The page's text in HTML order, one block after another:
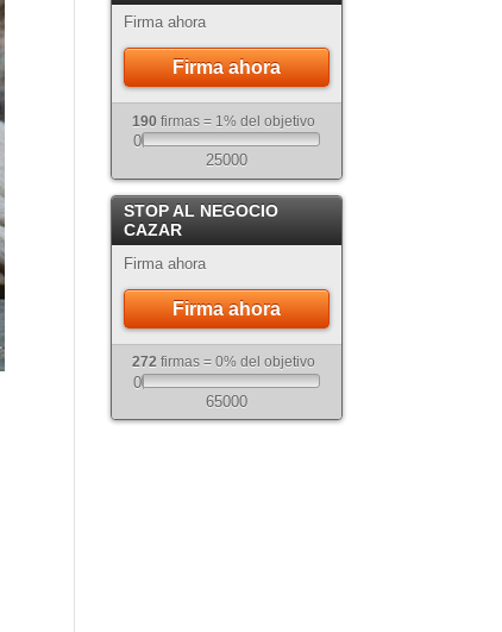
Firma ahora
Firma ahora
190 firmas = 1% del objetivo
0
25000
STOP AL NEGOCIO
CAZAR
Firma ahora
Firma ahora
272 firmas = 0% del objetivo
0
65000